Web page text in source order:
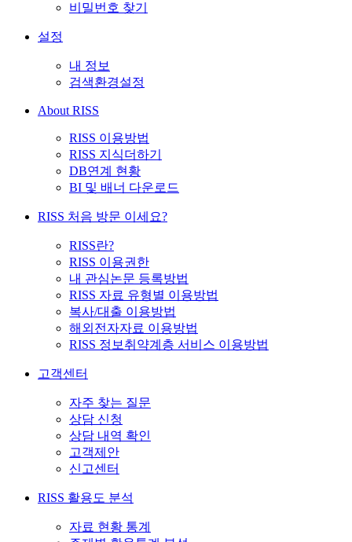
비밀번호 찾기
설정
내 정보
검색환경설정
About RISS
RISS 이용방법
RISS 지식더하기
DB연계 현황
BI 및 배너 다운로드
RISS 처음 방문 이세요?
RISS란?
RISS 이용권한
내 관심논문 등록방법
RISS 자료 유형별 이용방법
복사/대출 이용방법
해외전자자료 이용방법
RISS 정보취약계층 서비스 이용방법
고객센터
자주 찾는 질문
상담 신청
상담 내역 확인
고객제안
신고센터
RISS 활용도 분석
자료 현황 통계